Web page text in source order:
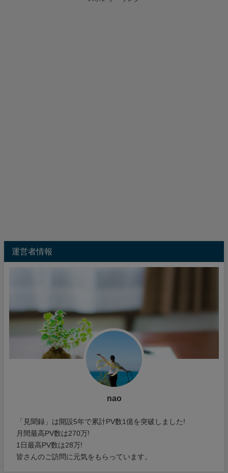
運営者情報
nao
「見聞録」は開設5年で累計PV数1億を突破しました!
月間最高PV数は270万!
1日最高PV数は28万!
皆さんのご訪問に元気をもらっています。